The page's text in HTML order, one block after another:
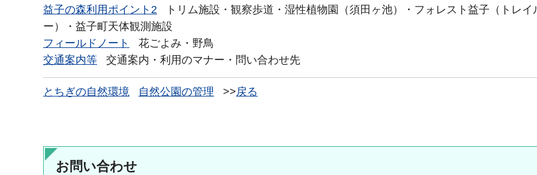
益子の森利用ポイント2 トリム施設・観察歩道・湿性植物園（須田ヶ池）・フォレスト益子（トレイ
ー）・益子町天体観測施設
フィールドノート
花ごよみ・野鳥
交通案内等 交通案内・利用のマナー・問い合わせ先
とちぎの自然環境 自然公園の管理 >>戻る
お問い合わせ